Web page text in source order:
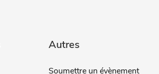
Autres
Soumettre un évènement